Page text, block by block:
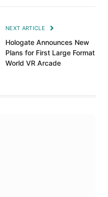
NEXT ARTICLE
Hologate Announces New
Plans for First Large Format
World VR Arcade